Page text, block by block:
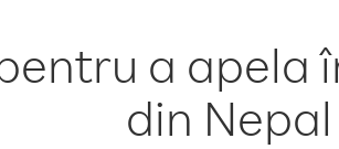
a apela
din Nepal